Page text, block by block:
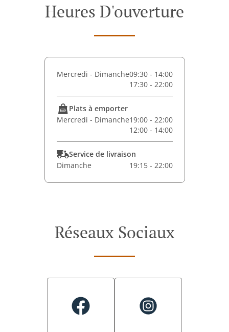
Heures D'ouverture
Mercredi - Dimanche09:30 - 14:00
17:30 - 22:00
Plats à emporter
Mercredi - Dimanche19:00 - 22:00
12:00 - 14:00
Service de livraison
Dimanche
19:15 - 22:00
Réseaux Sociaux